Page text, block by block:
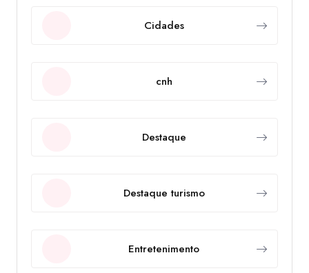
Cidades
cnh
Destaque
Destaque turismo
Entretenimento